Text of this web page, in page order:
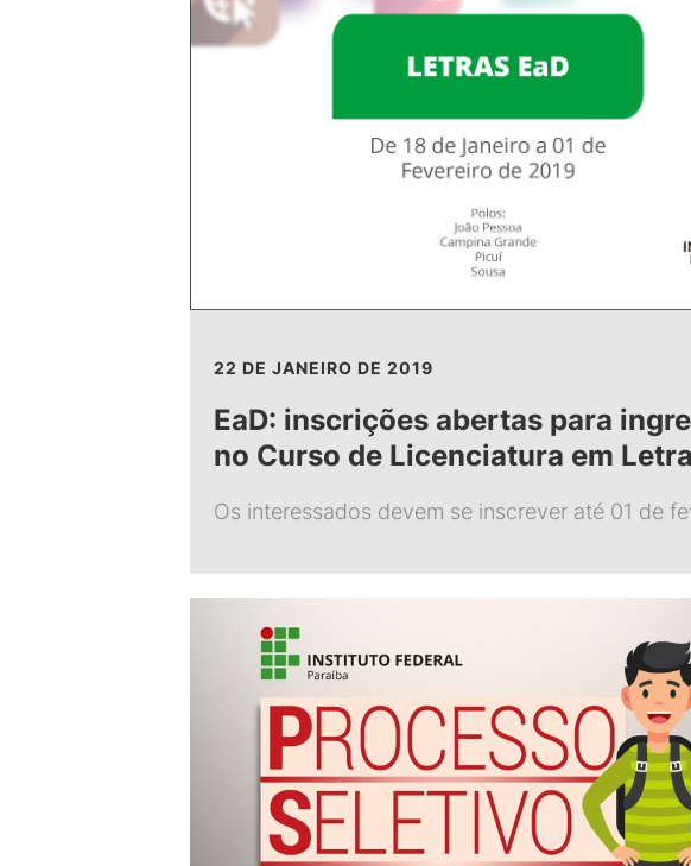
22 DE JANEIRO DE 2019
EaD: inscrições abertas para
no Curso de Licenciatura em
Os interessados devem se inscrever até 01 de